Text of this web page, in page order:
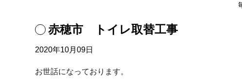
赤穂市 トイレ取替工事
2020年10月09日
お世話になっております。